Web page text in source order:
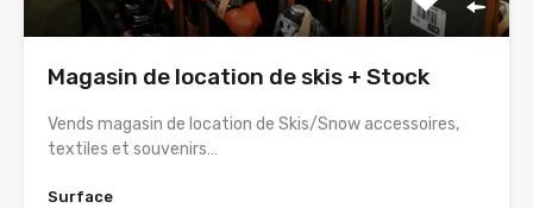
Magasin de location de skis + Stock
Vends magasin de location de Skis/Snow accessoires,
textiles et souvenirs…
Surface